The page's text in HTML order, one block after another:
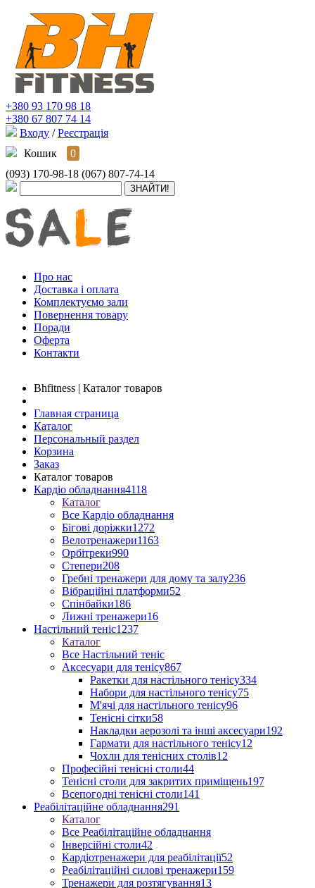
+380 93 170 98 18
+380 67 807 74 14
Входу / Реєстрація
Кошик
0
(093) 170-98-18 (067) 807-74-14
Про нас
Доставка і оплата
Комплектуємо зали
Повернення товару
Поради
Оферта
Контакти
Bhfitness | Каталог товаров
Главная страница
Каталог
Персональный раздел
Корзина
Заказ
Каталог товаров
Кардіо обладнання4118
Каталог
Все Кардіо обладнання
Бігові доріжки1272
Велотренажери1163
Орбітреки990
Степери208
Гребні тренажери для дому та залу236
Вібраційні платформи52
Спінбайки186
Лижні тренажери16
Настільний теніс1237
Каталог
Все Настільний теніс
Аксесуари для тенісу867
Ракетки для настільного тенісу334
Набори для настільного тенісу75
М'ячі для настільного тенісу96
Тенісні сітки58
Накладки аерозолі та інші аксесуари192
Гармати для настільного тенісу12
Чохли для тенісних столів12
Професійні тенісні столи44
Тенісні столи для закритих приміщень197
Всепогодні тенісні столи141
Реабілітаційне обладнання291
Каталог
Все Реабілітаційне обладнання
Інверсійні столи42
Кардіотренажери для реабілітації52
Реабілітаційні силові тренажери159
Тренажери для розтягування13